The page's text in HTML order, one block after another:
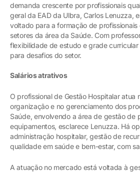
demanda crescente por profissionais
geral da EAD da Ulbra, Carlos Lenuzza,
voltado para a formação de profissionais
setores da área da Saúde. Com
flexibilidade de estudo e grade
para desafios do setor.
Salários atrativos
O profissional de Gestão Hospitalar atua
organização e no gerenciamento dos
Saúde, envolvendo a área de gestão de
equipamentos, esclarece Lenuzza. Há
administração hospitalar, gestão de
qualidade em saúde e bem-estar, com
A atuação no mercado está voltada à